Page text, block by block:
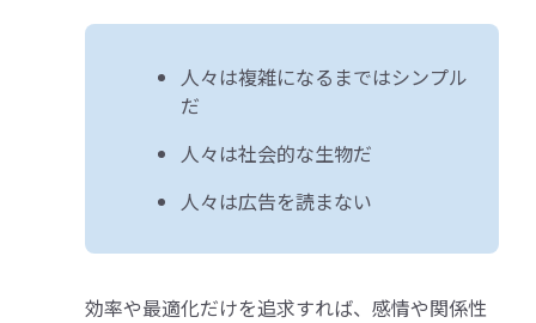
人々は複雑になるまではシンプル
だ
人々は社会的な生物だ
人々は広告を読まない
効率や最適化だけを追求すれば、感情や関係性